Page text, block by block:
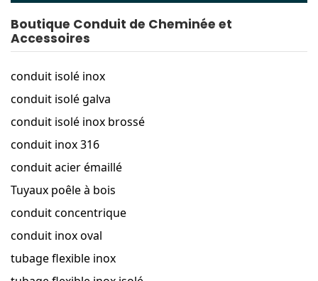
Boutique Conduit de Cheminée et
Accessoires
conduit isolé inox
conduit isolé galva
conduit isolé inox brossé
conduit inox 316
conduit acier émaillé
Tuyaux poêle à bois
conduit concentrique
conduit inox oval
tubage flexible inox